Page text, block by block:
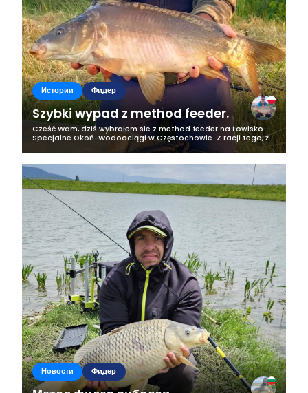
Истории Фидер
Szybki wypad z method feeder.
Cześć Wam, dziś wybrałem sie z method feeder na Łowisko
Specjalne Okoń-Wodoociągi w Częstochowie. Z racji tego, że
rozpocząłem przygotowania do zawodów, które odbędą się
niebawem zdecydowałem...
Новости Фидер